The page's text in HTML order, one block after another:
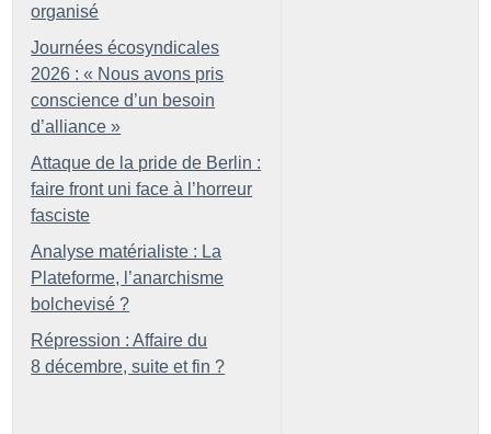
organisé
Journées écosyndicales
2026 : « Nous avons pris
conscience d’un besoin
d’alliance »
Attaque de la pride de Berlin :
faire front uni face à l’horreur
fasciste
Analyse matérialiste : La
Plateforme, l’anarchisme
bolchevisé ?
Répression : Affaire du
8 décembre, suite et fin ?